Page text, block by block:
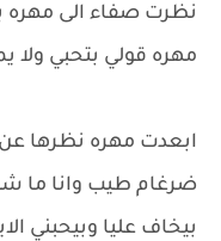
نظرت صفاء الى مهره
مهره قولي بتحبي
ابعدت مهره نظرها
ضرغام طيب وانا ما
بيخاف عليا وبيحبني